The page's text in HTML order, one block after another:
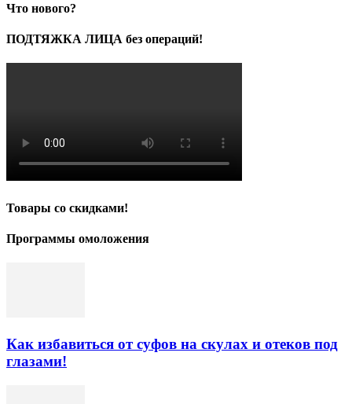
Что нового?
ПОДТЯЖКА ЛИЦА без операций!
Товары со скидками!
Программы омоложения
Как избавиться от суфов на скулах и отеков под
глазами!